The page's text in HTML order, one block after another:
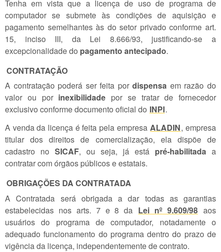
Tenha em vista que a licença de uso de programa de
computador se submete às condições de aquisição e
pagamento semelhantes às do setor privado conforme art.
15, inciso III, da Lei 8.666/93, justificando-se a
excepcionalidade do pagamento antecipado.
CONTRATAÇÃO
A contratação poderá ser feita pordispensa em razão do
valor ou por inexibilidade por se tratar de fornecedor
exclusivo conforme documento oficial do INPI.
A venda da licença é feita pela empresa ALADIN, empresa
titular dos direitos de comercialização, ela dispõe de
cadastro no SICAF, ou seja, já está pré-habilitada a
contratar com órgãos públicos e estatais.
OBRIGAÇÕES DA CONTRATADA
A Contratada será obrigada a dar todas as garantias
estabelecidas nos arts. 7 e 8 da Lei nº 9.609/98 aos
usuários do programa de computador, notadamente o
adequado funcionamento do programa dentro do prazo de
vigência da licença, independentemente de contrato.